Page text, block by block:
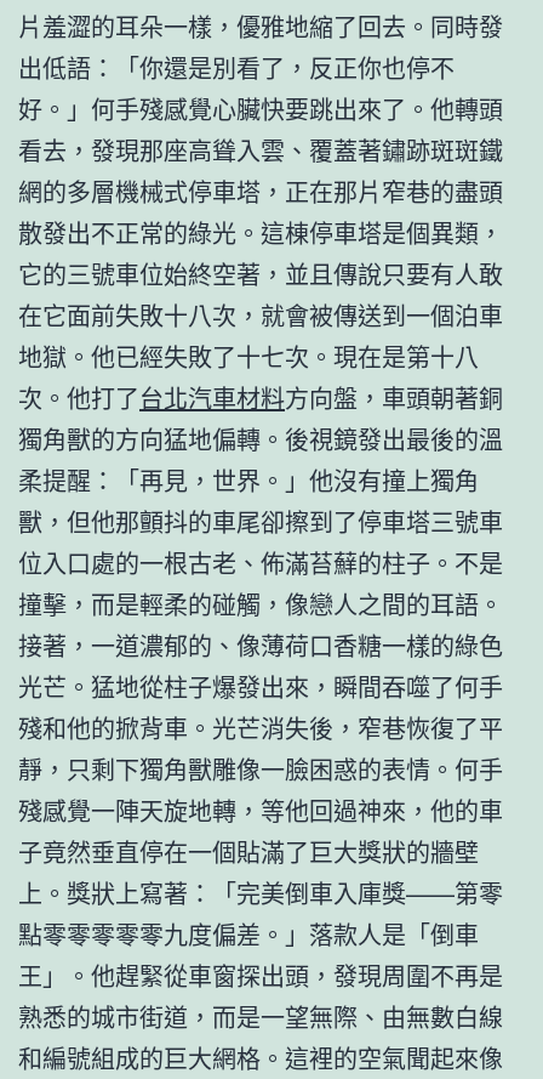
片羞澀的耳朵一樣，優雅地縮了回去。同時發
出低語：「你還是別看了，反正你也停不
好。」何手殘感覺心臟快要跳出來了。他轉頭
看去，發現那座高聳入雲、覆蓋著鏽跡斑斑鐵
網的多層機械式停車塔，正在那片窄巷的盡頭
散發出不正常的綠光。這棟停車塔是個異類，
它的三號車位始終空著，並且傳說只要有人敢
在它面前失敗十八次，就會被傳送到一個泊車
地獄。他已經失敗了十七次。現在是第十八
次。他打了台北汽車材料方向盤，車頭朝著銅
獨角獸的方向猛地偏轉。後視鏡發出最後的溫
柔提醒：「再見，世界。」他沒有撞上獨角
獸，但他那顫抖的車尾卻擦到了停車塔三號車
位入口處的一根古老、佈滿苔蘚的柱子。不是
撞擊，而是輕柔的碰觸，像戀人之間的耳語。
接著，一道濃郁的、像薄荷口香糖一樣的綠色
光芒。猛地從柱子爆發出來，瞬間吞噬了何手
殘和他的掀背車。光芒消失後，窄巷恢復了平
靜，只剩下獨角獸雕像一臉困惑的表情。何手
殘感覺一陣天旋地轉，等他回過神來，他的車
子竟然垂直停在一個貼滿了巨大獎狀的牆壁
上。獎狀上寫著：「完美倒車入庫獎——第零
點零零零零零九度偏差。」落款人是「倒車
王」。他趕緊從車窗探出頭，發現周圍不再是
熟悉的城市街道，而是一望無際、由無數白線
和編號組成的巨大網格。這裡的空氣聞起來像